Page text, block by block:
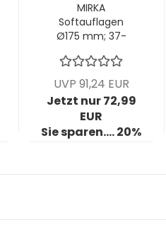
MIRKA
Softauflagen
Ø175 mm; 37-
mm; 1 VPE = 5
Stück
UVP 91,24 EUR
Jetzt nur 72,99
EUR
Sie sparen.... 20%